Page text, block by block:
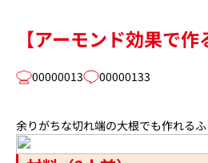
【アーモンド効果で
00000013 00000133
余りがちな切れ端の大根でも作れる